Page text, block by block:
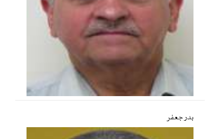
بدر جعفر